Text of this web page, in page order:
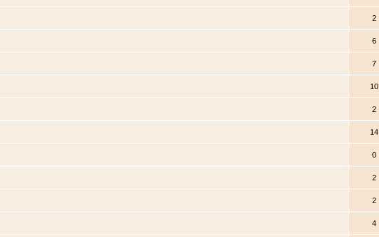
2
6
7
10
2
14
0
2
2
4